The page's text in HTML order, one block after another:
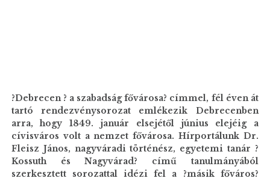
?Debrecen ? a szabadság fővárosa? címmel, fél éven át
tartó rendezvénysorozat emlékezik Debrecenben
arra, hogy 1849. január elsejétől június elejéig a
cívisváros volt a nemzet fővárosa. Hírportálunk Dr.
Fleisz János, nagyváradi történész, egyetemi tanár ?
Kossuth és Nagyvárad? című tanulmányából
szerkesztett sorozattal idézi fel a ?másik főváros?